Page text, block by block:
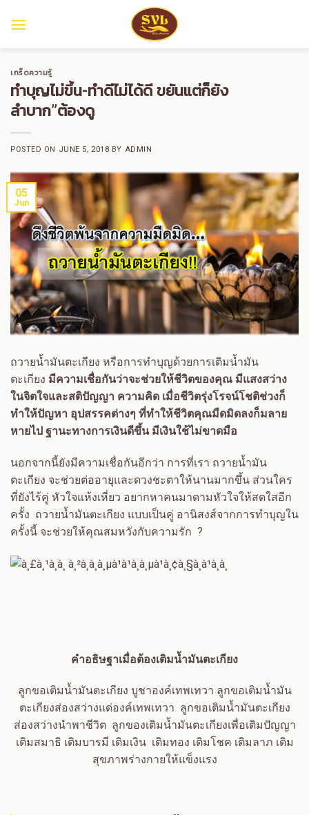
เกร็ดความรู้
ทำบุญไม่ขึ้น-ทำดีไม่ได้ดี ขยันแต่ก็ยัง
ลำบาก”ต้องดู
POSTED ON JUNE 5, 2018 BY ADMIN
05
Jun
ถวายน้ำมันตะเกียง หรือการทำบุญด้วยการเติมน้ำมัน
ตะเกียง มีความเชื่อกันว่าจะช่วยให้ชีวิตของคุณ มีแสงสว่าง
ในจิตใจและสติปัญญา ความคิด เมื่อชีวิตรุ่งโรจน์โชติช่วงก็
ทำให้ปัญหา อุปสรรคต่างๆ ที่ทำให้ชีวิตคุณมืดมิดลงก็มลาย
หายไป ฐานะทางการเงินดีขึ้น มีเงินใช้ไม่ขาดมือ
นอกจากนี้ยังมีความเชื่อกันอีกว่า การที่เรา ถวายน้ำมัน
ตะเกียง จะช่วยต่ออายุและดวงชะตาให้นานมากขึ้น ส่วนใคร
ที่ยังไร้คู่ หัวใจแห้งเหี่ยว อยากหาคนมาดามหัวใจให้สดใสอีก
ครั้ง ถวายน้ำมันตะเกียง แบบเป็นคู่ อานิสงส์จากการทำบุญใน
ครั้งนี้ จะช่วยให้คุณสมหวังกับความรัก ?
คำอธิษฐาเมื่อต้องเติมน้ำมันตะเกียง
ลูกขอเติมน้ำมันตะเกียง บูชาองค์เทพเทวา ลูกขอเติมน้ำมัน
ตะเกียงส่องสว่างแด่องค์เทพเทวา ลูกขอเติมน้ำมันตะเกียง
ส่องสว่างนำพาชีวิต ลูกของเติมน้ำมันตะเกียงเพื่อเติมปัญญา
เติมสมาธิ เติมบารมี เติมเงิน เติมทอง เติมโชค เติมลาภ เติม
สุขภาพร่างกายให้แข็งแรง